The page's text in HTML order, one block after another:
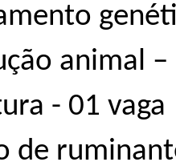
animal –
- 01 vaga
de